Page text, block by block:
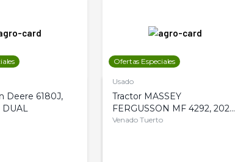
Deere 6180J,
Ofertas Especiales
Usado
Tractor MASSEY
FERGUSSON MF 4292, 2020,
4WD, PATON
Venado Tuerto